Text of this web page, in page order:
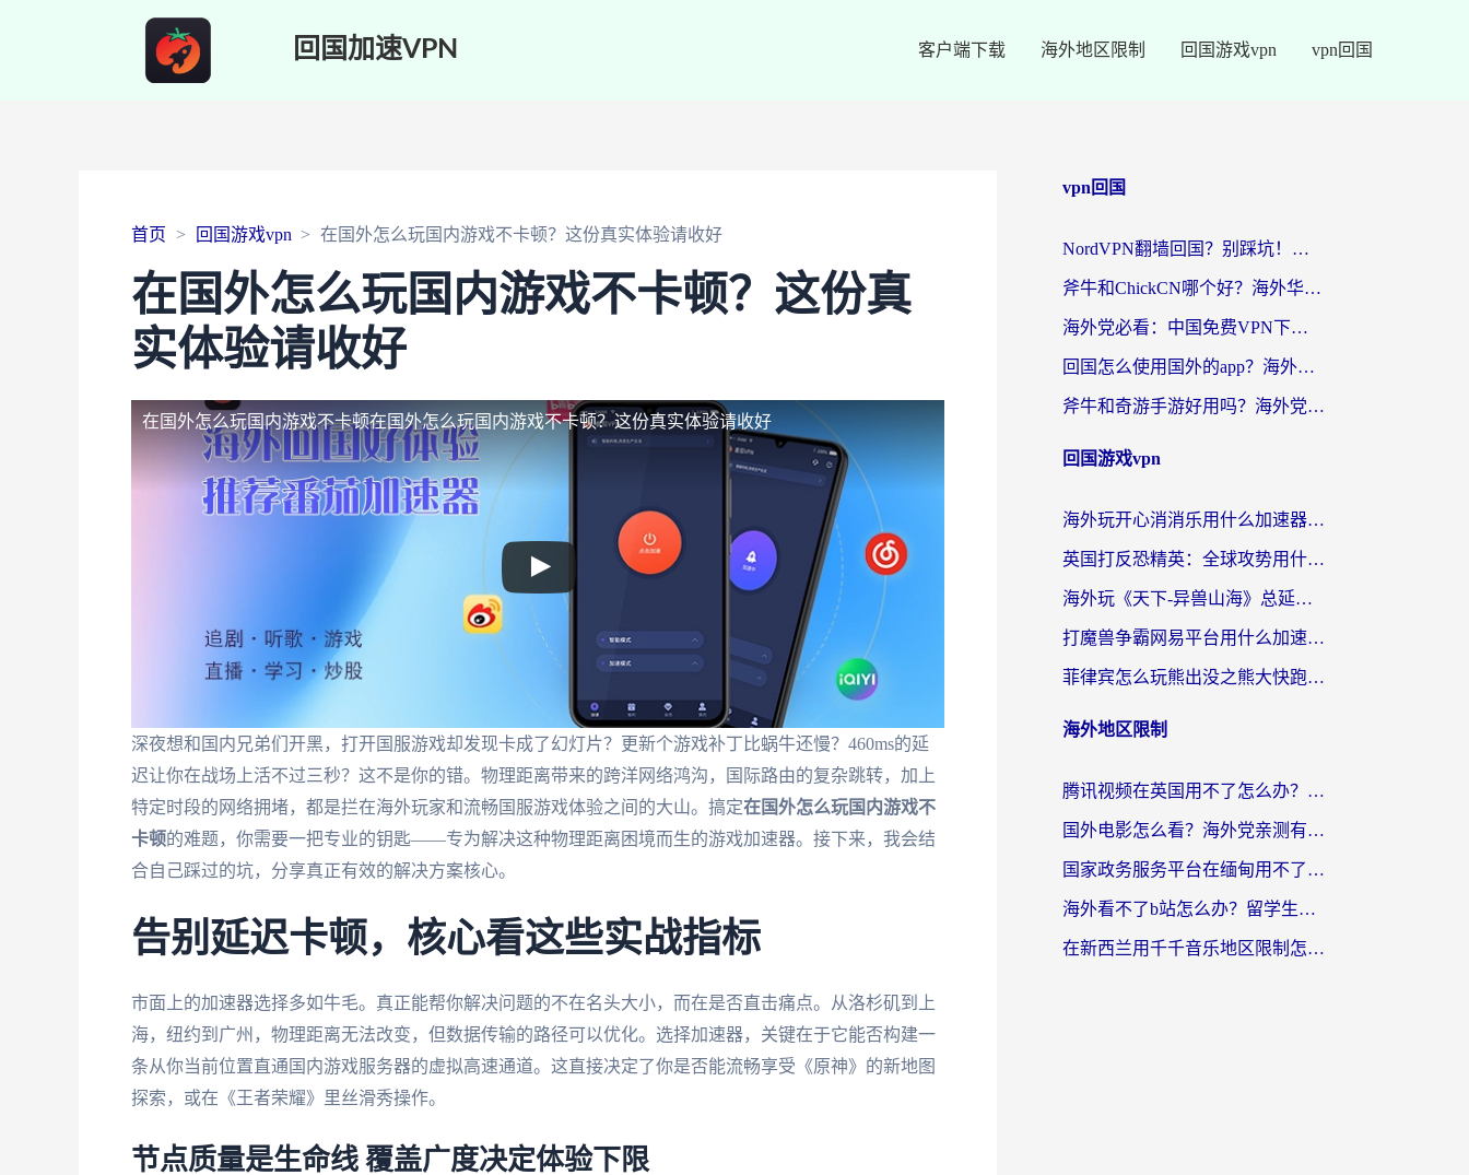
回国加速VPN 客户端下载 海外地区限制 回国游戏vpn vpn回国
首页 回国游戏vpn 在国外怎么玩国内游戏不卡顿？这份真实体验请收好
在国外怎么玩国内游戏不卡顿？这份真
实体验请收好
在国外怎么玩国内游戏不卡顿在国外怎么玩国内游戏不卡顿？这份真实体验请收好
深夜想和国内兄弟们开黑，打开国服游戏却发现卡成了幻灯片？更新个游戏补丁比蜗牛还慢？460ms的延
迟让你在战场上活不过三秒？这不是你的错。物理距离带来的跨洋网络鸿沟，国际路由的复杂跳转，加上
特定时段的网络拥堵，都是拦在海外玩家和流畅国服游戏体验之间的大山。搞定在国外怎么玩国内游戏不
卡顿的难题，你需要一把专业的钥匙——专为解决这种物理距离困境而生的游戏加速器。接下来，我会结
合自己踩过的坑，分享真正有效的解决方案核心。
告别延迟卡顿，核心看这些实战指标
市面上的加速器选择多如牛毛。真正能帮你解决问题的不在名头大小，而在是否直击痛点。从洛杉矶到上
海，纽约到广州，物理距离无法改变，但数据传输的路径可以优化。选择加速器，关键在于它能否构建一
条从你当前位置直通国内游戏服务器的虚拟高速通道。这直接决定了你是否能流畅享受《原神》的新地图
探索，或在《王者荣耀》里丝滑秀操作。
节点质量是生命线 覆盖广度决定体验下限
vpn回国
NordVPN翻墙回国？别踩坑！海外党无缝访问国内资源的真实指南
斧牛和ChickCN哪个好？海外华人亲测3款回国加速器+免费试用攻略
海外党必看：中国免费VPN下载避坑指南 + 无缝访问国内资源的终极方案
回国怎么使用国外的app？海外党必看的无缝访问国内资源全攻略
斧牛和奇游手游好用吗？海外党亲测3款回国加速器，选对才能无缝刷国内资源
回国游戏vpn
海外玩开心消消乐用什么加速器最好？2026真实体验指南，告别延迟卡顿
英国打反恐精英：全球攻势用什么加速器？2026年实测有效的国服游戏加速指南
海外玩《天下-异兽山海》总延迟？这篇延迟加速器指南帮你告别卡顿（附日本玩Sky光·遇最高警戒解决方案）
打魔兽争霸网易平台用什么加速器？海外党亲测有效的国服游戏加速指南
菲律宾怎么玩熊出没之熊大快跑？海外党国服游戏加速终极攻略（附3款热门游戏实测）
海外地区限制
腾讯视频在英国用不了怎么办？留学生亲测有效的回国加速器指南
国外电影怎么看？海外党亲测有效的回国加速器选择指南
国家政务服务平台在缅甸用不了怎么办？海外华人必看的回国加速全攻略
海外看不了b站怎么办？留学生亲测有效的回国加速器选择攻略，解决豆瓣音乐、美团外卖难题
在新西兰用千千音乐地区限制怎么办？海外华人必备的回国加速解决方案